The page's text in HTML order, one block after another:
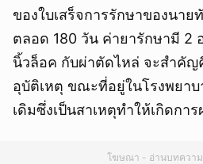
ของใบเสร็จการรักษาของนา
ตลอด 180 วัน ค่ายารักษามี 2
นิ้วล็อค กับผ่าตัดไหล่ จะสำคัญ
อุบัติเหตุ ขณะที่อยู่ในโรงพยาบ
เดิมซึ่งเป็นสาเหตุทำให้เกิดกา
โฆษณา - อ่านบทควา